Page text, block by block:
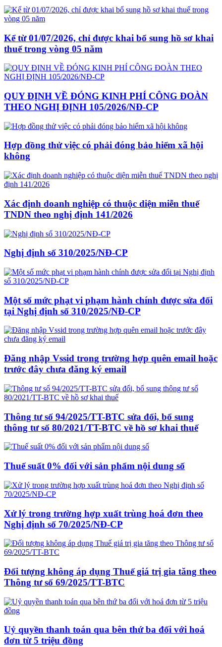
Kể từ 01/07/2026, chỉ được khai bổ sung hồ sơ khai
thuế trong vòng 05 năm
QUY ĐỊNH VỀ ĐÓNG KINH PHÍ CÔNG ĐOÀN
THEO NGHỊ ĐỊNH 105/2026/NĐ-CP
Hợp đồng thử việc có phải đóng bảo hiểm xã hội
không
Xác định doanh nghiệp có thuộc diện miễn thuế
TNDN theo nghị định 141/2026
Nghị định số 310/2025/NĐ-CP
Một số mức phạt vi phạm hành chính được sửa đổi
tại Nghị định số 310/2025/NĐ-CP
Đăng nhập Vssid trong trường hợp quên email hoặc
trước đây chưa đăng ký email
Thông tư số 94/2025/TT-BTC sửa đổi, bổ sung
thông tư số 80/2021/TT-BTC về hồ sơ khai thuế
Thuế suất 0% đối với sản phẩm nội dung số
Xử lý trong trường hợp xuất trùng hoá đơn theo
Nghị định số 70/2025/NĐ-CP
Đối tượng không áp dụng Thuế giá trị gia tăng theo
Thông tư số 69/2025/TT-BTC
Uỷ quyền thanh toán qua bên thứ ba đối với hoá
đơn từ 5 triệu đồng